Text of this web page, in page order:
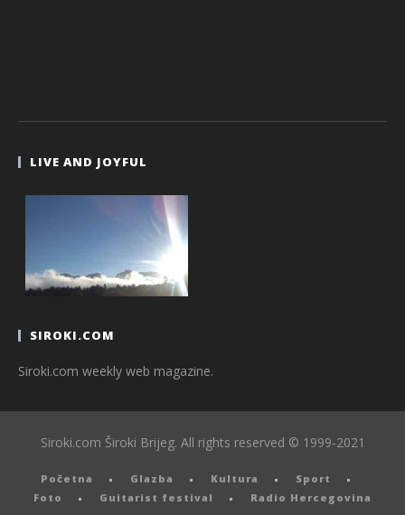
LIVE AND JOYFUL
SIROKI.COM
Siroki.com weekly web magazine.
Siroki.com Široki Brijeg. All rights reserved © 1999-2021
Početna Glazba Kultura
Sport
Foto
Guitarist festival Radio Hercegovina